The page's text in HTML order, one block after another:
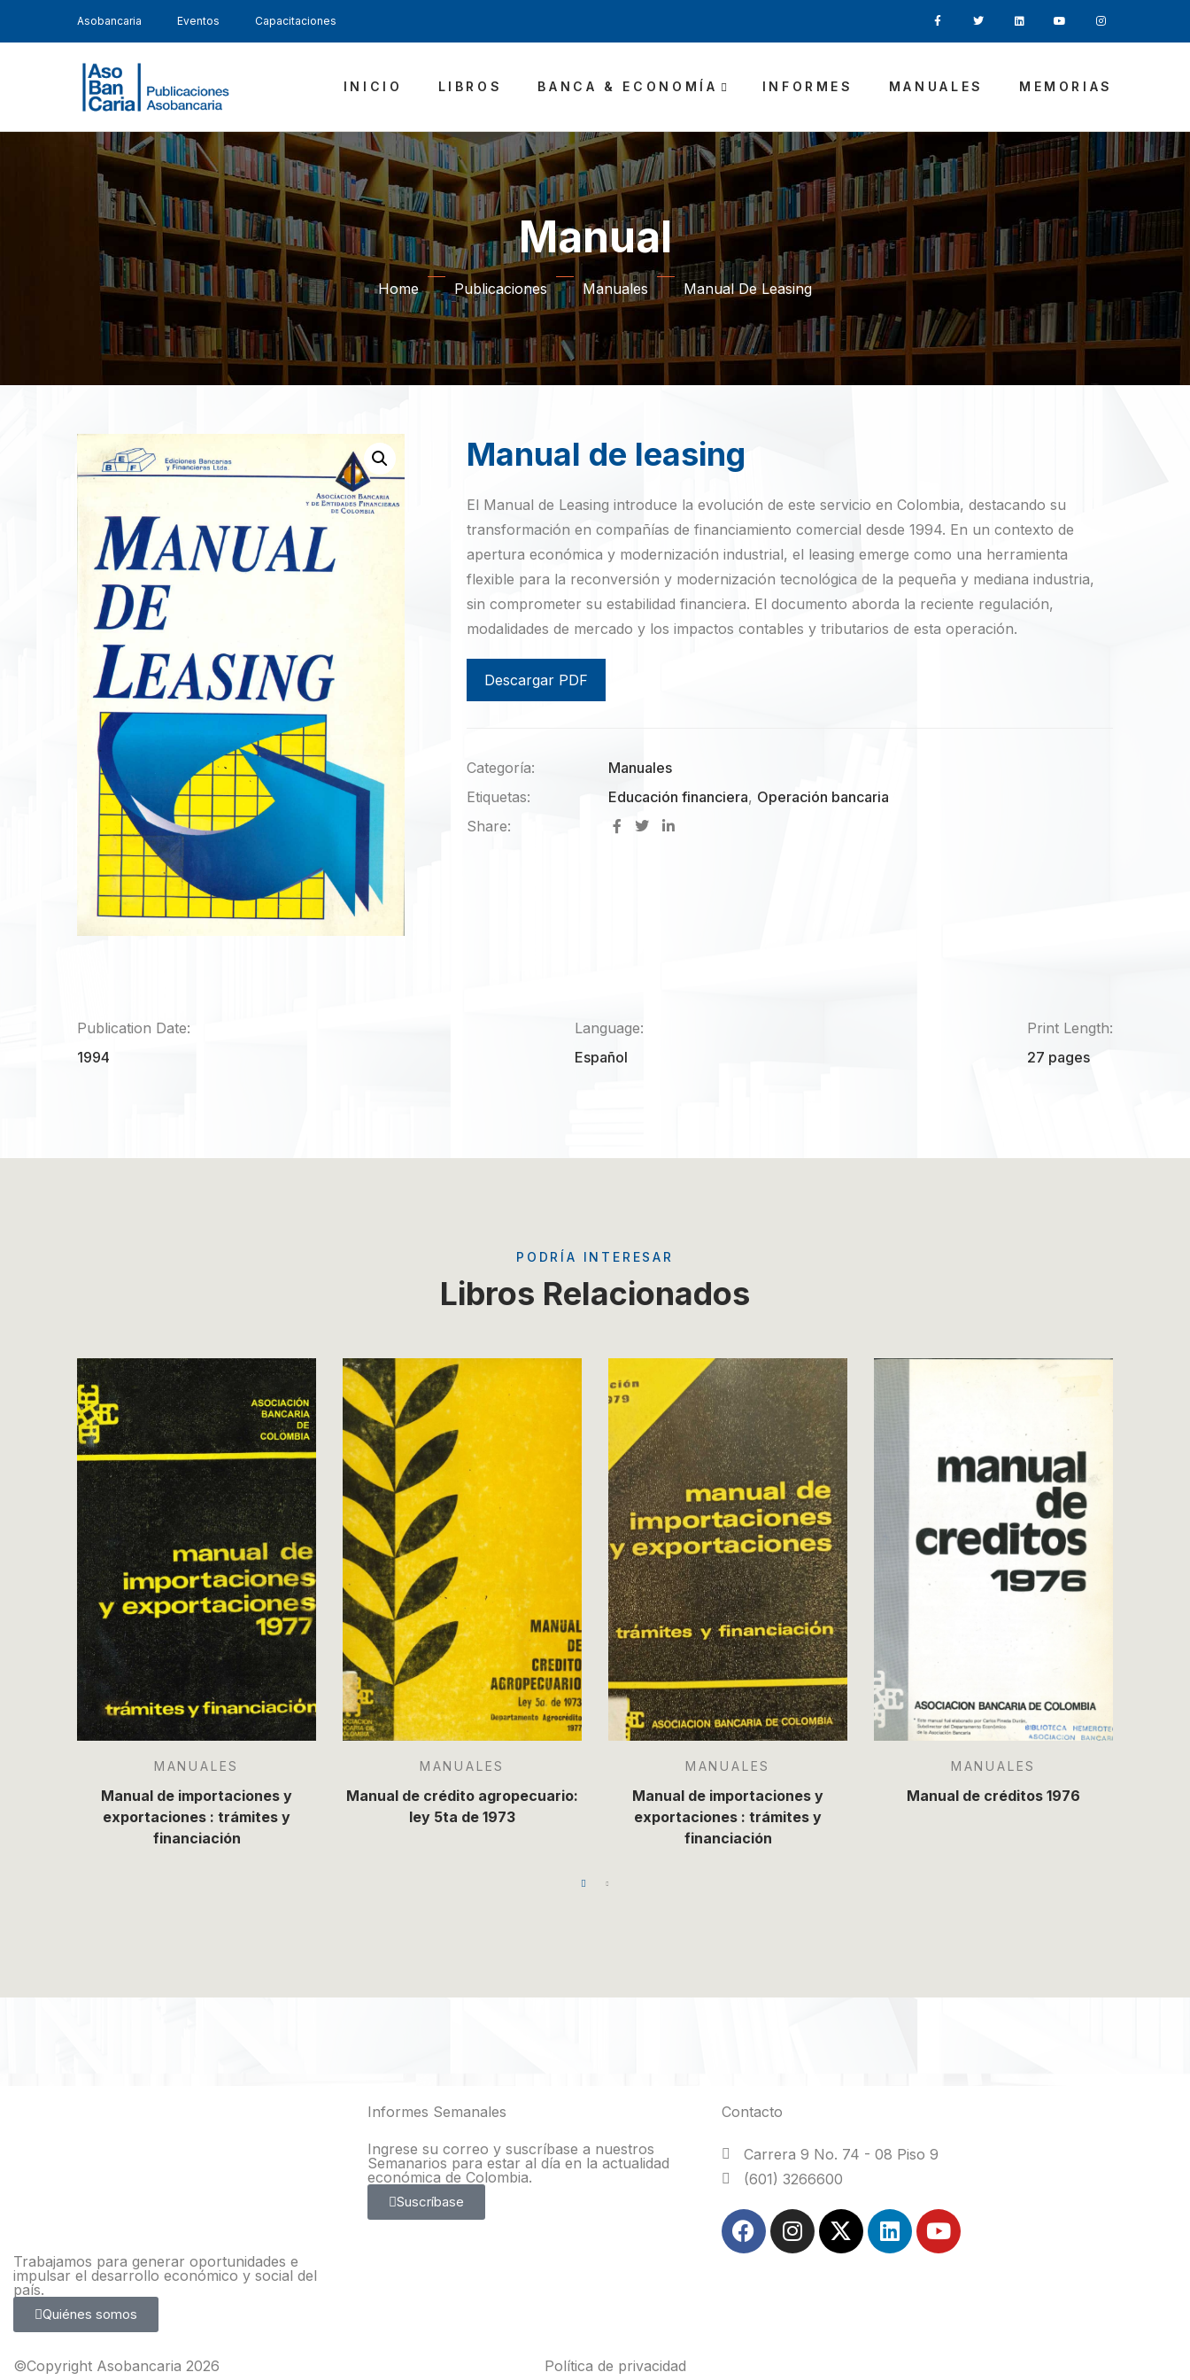
Asobancaria Eventos Capacitaciones
INICIO LIBROS BANCA & ECONOMÍA INFORMES MANUALES MEMORIAS
Manual
Home Publicaciones Manuales Manual De Leasing
Manual de leasing
El Manual de Leasing introduce la evolución de este servicio en Colombia, destacando su
transformación en compañías de financiamiento comercial desde 1994. En un contexto de
apertura económica y modernización industrial, el leasing emerge como una herramienta
flexible para la reconversión y modernización tecnológica de la pequeña y mediana industria,
sin comprometer su estabilidad financiera. El documento aborda la reciente regulación,
modalidades de mercado y los impactos contables y tributarios de esta operación.
Descargar PDF
Categoría:
Manuales
Etiquetas:
Educación financiera, Operación bancaria
Share:
Publication Date:
1994
Language:
Español
Print Length:
27 pages
PODRÍA INTERESAR
Libros Relacionados
MANUALES
Manual de importaciones y
exportaciones : trámites y
financiación
MANUALES
Manual de crédito agropecuario:
ley 5ta de 1973
MANUALES
Manual de importaciones y
exportaciones : trámites y
financiación
MANUALES
Manual de créditos 1976
Trabajamos para generar oportunidades e
impulsar el desarrollo económico y social del
país.
Quiénes somos
Informes Semanales​
Ingrese su correo y suscríbase a nuestros
Semanarios para estar al día en la actualidad
económica de Colombia.
Suscríbase
Contacto
Carrera 9 No. 74 - 08 Piso 9
(601) 3266600
©Copyright Asobancaria 2026 Política de privacidad